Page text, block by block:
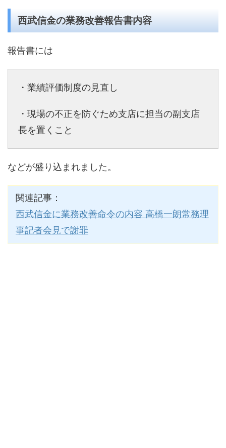
西武信金の業務改善報告書内容
報告書には
・業績評価制度の見直し
・現場の不正を防ぐため支店に担当の副支店
長を置くこと
などが盛り込まれました。
関連記事：
西武信金に業務改善命令の内容 高橋一朗常務理
事記者会見で謝罪